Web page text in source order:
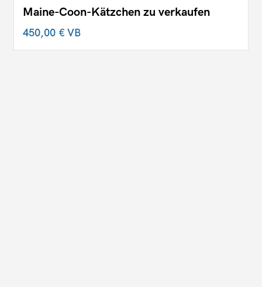
Maine-Coon-Kätzchen zu verkaufen
450,00 €VB